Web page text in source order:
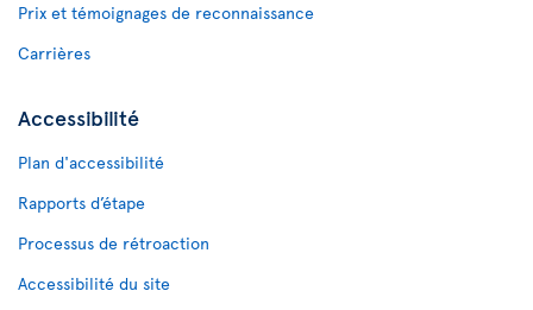
Prix et témoignages de reconnaissance
Carrières
Accessibilité
Plan d'accessibilité
Rapports d’étape
Processus de rétroaction
Accessibilité du site